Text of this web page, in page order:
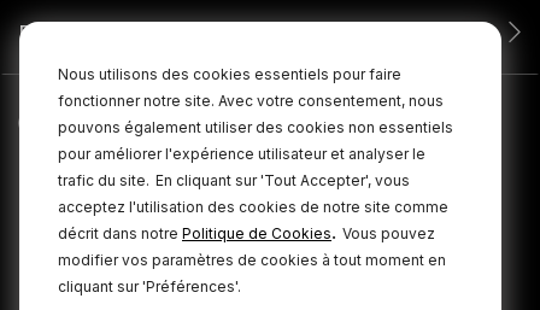
Nous utilisons des cookies essentiels pour faire
fonctionner notre site. Avec votre consentement, nous
pouvons également utiliser des cookies non essentiels
pour améliorer l'expérience utilisateur et analyser le
trafic du site. En cliquant sur 'Tout Accepter', vous
acceptez l'utilisation des cookies de notre site comme
décrit dans notre Politique de Cookies. Vous pouvez
modifier vos paramètres de cookies à tout moment en
cliquant sur 'Préférences'.
Entreprise